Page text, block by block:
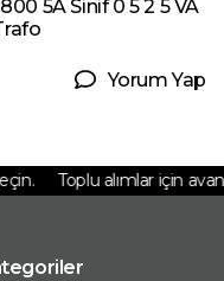
5A Sinif 0 5 2 5 VA
Yorum Yap
Toplu alımlar için